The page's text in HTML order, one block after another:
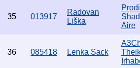
35 013917
Radovan
Liška
Aire
36 085418 Lenka Sack